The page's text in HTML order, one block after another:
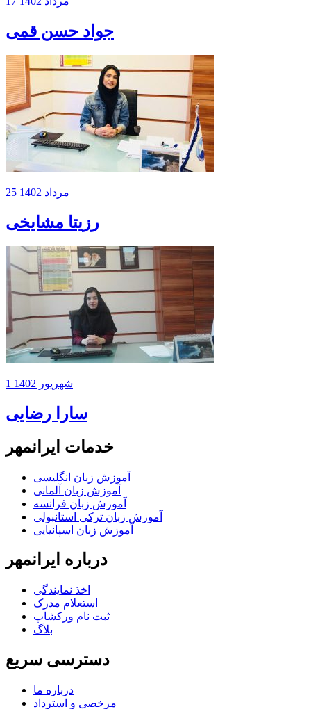
جواد حسن قمی
25 مرداد 1402
رزیتا مشایخی
1 شهریور 1402
سارا رضایی
خدمات ایرانمهر
آموزش زبان انگلیسی
آموزش زبان آلمانی
آموزش زبان فرانسه
آموزش زبان ترکی استانبولی
آموزش زبان اسپانیایی
درباره ایرانمهر
اخذ نمايندگی
استعلام مدرک
ثبت نام ورکشاپ
بلاگ
دسترسی سریع
درباره ما
مرخصی و استرداد